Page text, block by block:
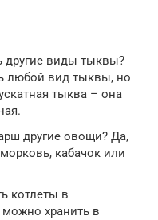
другие виды тыквы?
любой вид тыквы, но
тыква – она
другие овощи? Да,
кабачок или
котлеты в
хранить в